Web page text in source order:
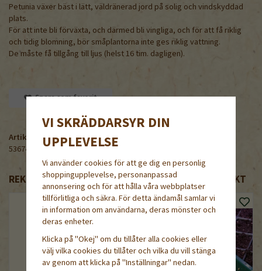
Petunia växer bäst i lätt, väldränerad jord på solig och vindskyddad
plats.
För att inte bli förväxta, och därmed bli vingliga, och för att få riklig
och tidig blomning, bör småplantorna inte ges riklig vattning.
De måste få tillgång till ljus (helst 16 tim. dagligen).
Spara som favorit
Artikelnummer:
53674-20
REKOMMENDERADE TILLBEHÖR TILL DENNA PRODUKT
VI SKRÄDDARSYR DIN
UPPLEVELSE
Vi använder cookies för att ge dig en personlig
shoppingupplevelse, personanpassad
annonsering och för att hålla våra webbplatser
tillförlitliga och säkra. För detta ändamål samlar vi
in information om användarna, deras mönster och
deras enheter.
Klicka på "Okej" om du tillåter alla cookies eller
välj vilka cookies du tillåter och vilka du vill stänga
av genom att klicka på "Inställningar" nedan.